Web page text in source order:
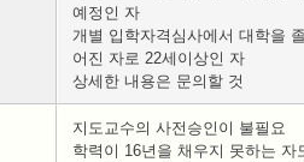
예정인 자
개별 입학자격심사에서 대학을
어진 자로 22세이상인 자
상세한 내용은 문의할 것
지도교수의 사전승인이 불필요
학력이 16년을 채우지 못하는 자